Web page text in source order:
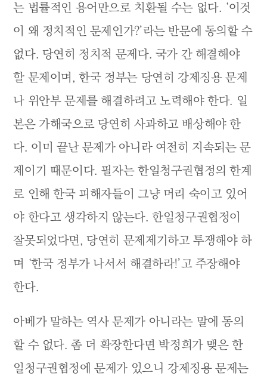
는 법률적인 용어만으로 치환될 수는 없다. ‘이것
이 왜 정치적인 문제인가?’라는 반문에 동의할 수
없다. 당연히 정치적 문제다. 국가 간 해결해야
할 문제이며, 한국 정부는 당연히 강제징용 문제
나 위안부 문제를 해결하려고 노력해야 한다. 일
본은 가해국으로 당연히 사과하고 배상해야 한
다. 이미 끝난 문제가 아니라 여전히 지속되는 문
제이기 때문이다. 필자는 한일청구권협정의 한계
로 인해 한국 피해자들이 그냥 머리 숙이고 있어
야 한다고 생각하지 않는다. 한일청구권협정이
잘못되었다면, 당연히 문제제기하고 투쟁해야 하
며 ‘한국 정부가 나서서 해결하라!’고 주장해야
한다.
아베가 말하는 역사 문제가 아니라는 말에 동의
할 수 없다. 좀 더 확장한다면 박정희가 맺은 한
일청구권협정에 문제가 있으니 강제징용 문제는